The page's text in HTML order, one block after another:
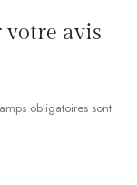
votre avis
obligatoires sont